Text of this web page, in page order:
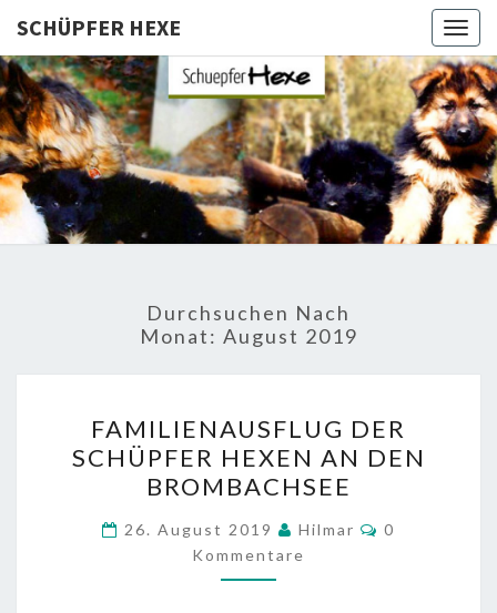
SCHÜPFER HEXE
HEXE
Langhaar
Schäferhunde
Von Den
Schüpfer
Hexen
Durchsuchen Nach
Monat: August 2019
DER
SCHÜPFER
HEXEN
AN
DEN
BROMBACHSEE
FAMILIENAUSFLUG DER
SCHÜPFER HEXEN AN DEN
BROMBACHSEE
26. August 2019 Hilmar Kommentare
0
Kommentare